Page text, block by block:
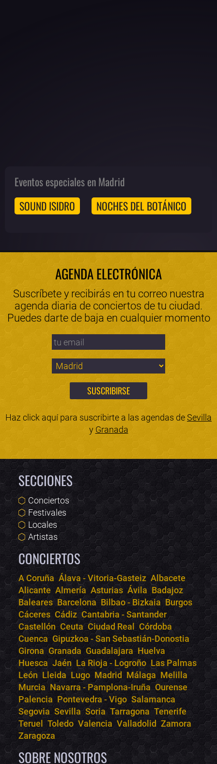
Eventos especiales en Madrid
SOUND ISIDRO
NOCHES DEL BOTÁNICO
AGENDA ELECTRÓNICA
Suscríbete y recibirás en tu correo nuestra
agenda diaria de conciertos de tu ciudad.
Puedes darte de baja en cualquier momento
Haz click aquí para suscribirte a las agendas deSevilla
y Granada
SECCIONES
Conciertos
Festivales
Locales
Artistas
CONCIERTOS
A Coruña Álava - Vitoria-Gasteiz Albacete
Alicante Almería Asturias Ávila Badajoz
Baleares Barcelona Bilbao - Bizkaia Burgos
Cáceres Cádiz Cantabria - Santander
Castellón Ceuta Ciudad Real Córdoba
Cuenca Gipuzkoa - San Sebastián-Donostia
Girona Granada Guadalajara Huelva
Huesca Jaén La Rioja - Logroño Las Palmas
León Lleida Lugo Madrid Málaga Melilla
Murcia Navarra - Pamplona-Iruña Ourense
Palencia Pontevedra - Vigo Salamanca
Segovia Sevilla Soria Tarragona Tenerife
Teruel
Toledo Valencia Valladolid Zamora
Zaragoza
SOBRE NOSOTROS
Bololoco · conciertos.club
Online · Te ayudo a encontrar conciertos